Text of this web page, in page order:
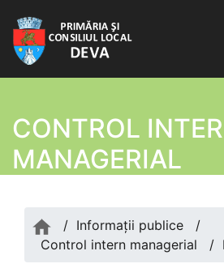
CONTROL
MANAGERIAL
/ Informații publice
/
Control intern managerial
/